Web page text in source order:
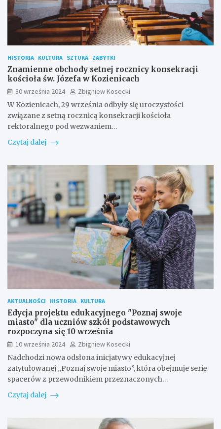
HISTORIA KULTURA SZTUKA ZABYTKI
Znamienne obchody setnej rocznicy konsekracji
kościoła św. Józefa w Kozienicach
30 września 2024
Zbigniew Kosecki
W Kozienicach, 29 września odbyły się uroczystości
związane z setną rocznicą konsekracji kościoła
rektoralnego pod wezwaniem…
Czytaj dalej
AKTUALNOŚCI HISTORIA KULTURA
Edycja projektu edukacyjnego "Poznaj swoje
miasto" dla uczniów szkół podstawowych
rozpoczyna się 10 września
10 września 2024
Zbigniew Kosecki
Nadchodzi nowa odsłona inicjatywy edukacyjnej
zatytułowanej „Poznaj swoje miasto”, która obejmuje serię
spacerów z przewodnikiem przeznaczonych…
Czytaj dalej